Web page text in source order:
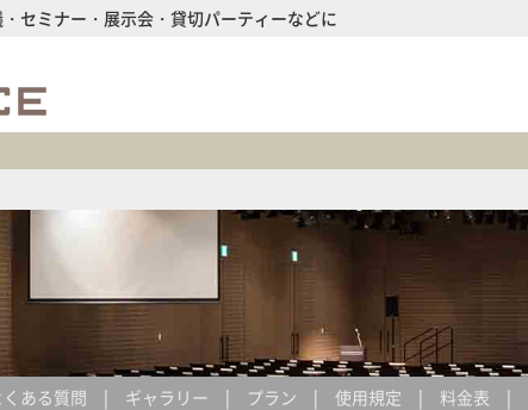
セミナー・展示会・貸切パーティーなどに
HULIC
くある質問 ギャラリー プラン 使用規定 料金表